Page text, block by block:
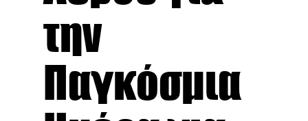
την
Παγκόσμια